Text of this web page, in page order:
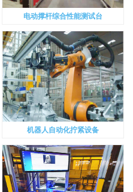
电动撑杆综合性能测试台
机器人自动化拧紧设备